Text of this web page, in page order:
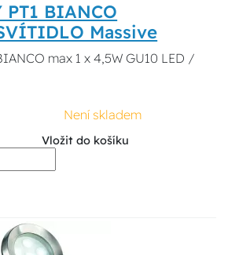
BIANCO
Massive
max 1 x 4,5W GU10 LED /
Není skladem
Vložit do košíku